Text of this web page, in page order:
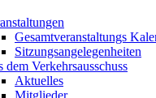
Gesamtveranstaltungs
Sitzungsangelegenheiten
dem Verkehrsausschuss
Aktuelles
Mitglieder